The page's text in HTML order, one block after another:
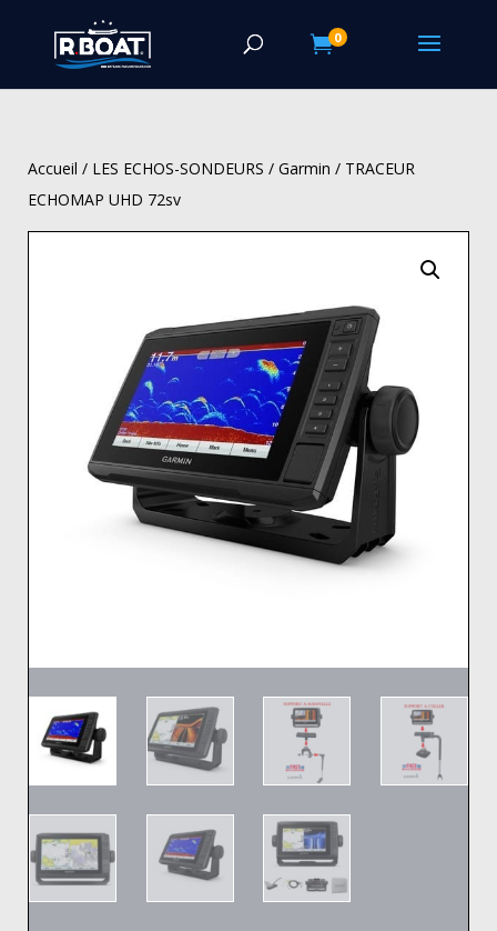
0
Accueil / LES ECHOS-SONDEURS / Garmin / TRACEUR
ECHOMAP UHD 72sv